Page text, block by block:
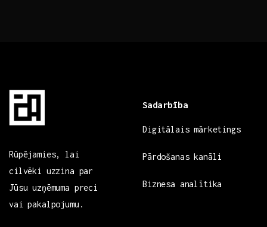
Rūpējamies, lai
cilvēki uzzina par
Jūsu uzņēmuma preci
vai pakalpojumu.
Sadarbība
Digitālais mārketings
Pārdošanas kanāli
Biznesa analītika